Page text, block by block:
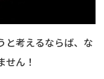
と考えるならば、な
ん！